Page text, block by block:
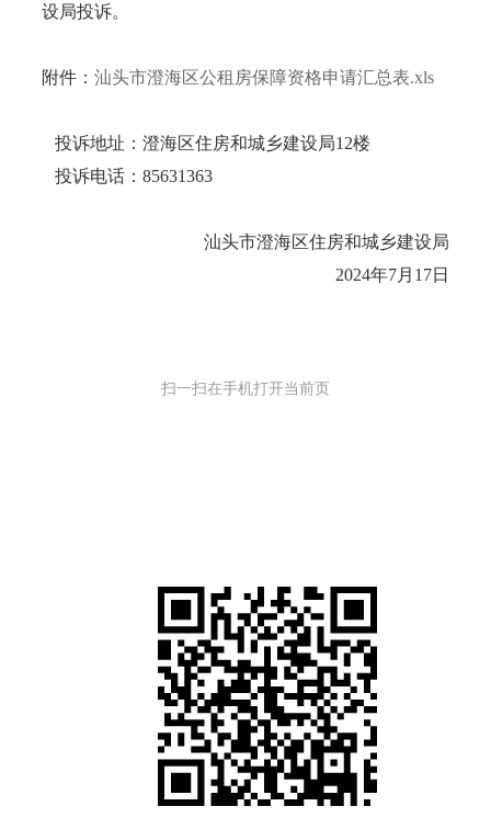
设局投诉。
附件： 汕头市澄海区公租房保障资格申请汇总表.xls
投诉地址：澄海区住房和城乡建设局12楼
投诉电话：85631363
汕头市澄海区住房和城乡建设局
2024年7月17日
扫一扫在手机打开当前页